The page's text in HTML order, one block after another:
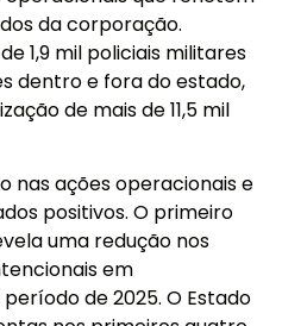
da corporação.
1,9 mil policiais militares
dentro e fora do estado,
de mais de 11,5 mil
nas ações operacionais e
positivos. O primeiro
uma redução nos
em
de 2025. O Estado